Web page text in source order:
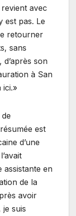
avec
est pas. Le
retourner
sans
son
à San
ici.»
est
d’une
assistante en
de la
avoir
je suis